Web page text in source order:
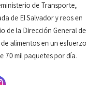
de Transporte,
de El Salvador y reos en
de la Dirección General de
alimentos en un esfuerzo
70 mil paquetes por día.